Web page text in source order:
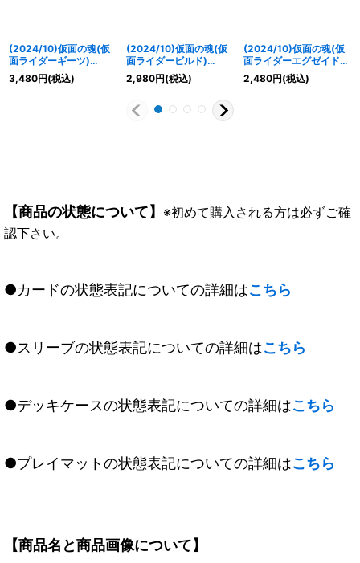
(2024/10)仮面の魂(仮
面ライダーギーツ)
【CP】{CB30-CP04}
《多》
3,480円(税込)
(2024/10)仮面の魂(仮
面ライダービルド)
【CP】{CB30-CP04}
《多》
2,980円(税込)
(2024/10)仮面の魂(仮
面ライダーエグゼイド)
【CP】{CB30-CP04}
《多》
2,480円(税込)
【商品の状態について】 ※初めて購入される方は必ずご確
認下さい。
●カードの状態表記についての詳細はこちら
●スリーブの状態表記についての詳細はこちら
●デッキケースの状態表記についての詳細はこちら
●プレイマットの状態表記についての詳細はこちら
【商品名と商品画像について】